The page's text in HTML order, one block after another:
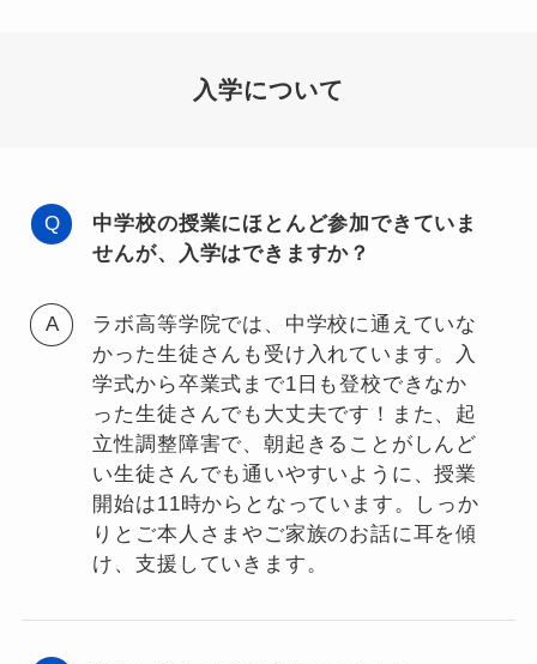
入学について
中学校の授業にほとんど参加できていま
せんが、入学はできますか？
ラボ高等学院では、中学校に通えていな
かった生徒さんも受け入れています。入
学式から卒業式まで1日も登校できなか
った生徒さんでも大丈夫です！また、起
立性調整障害で、朝起きることがしんど
い生徒さんでも通いやすいように、授業
開始は11時からとなっています。しっか
りとご本人さまやご家族のお話に耳を傾
け、支援していきます。